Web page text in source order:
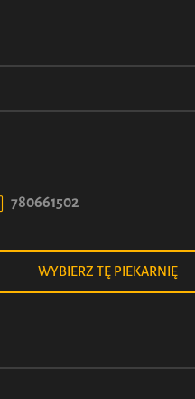
780661502
WYBIERZ TĘ PIEKARNIĘ